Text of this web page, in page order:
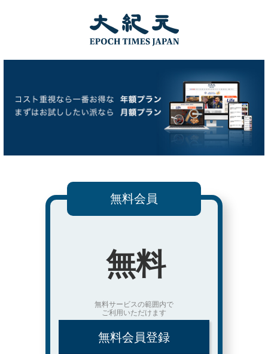
無料会員
無料
無料サービスの範囲内で
ご利用いただけます
無料会員登録